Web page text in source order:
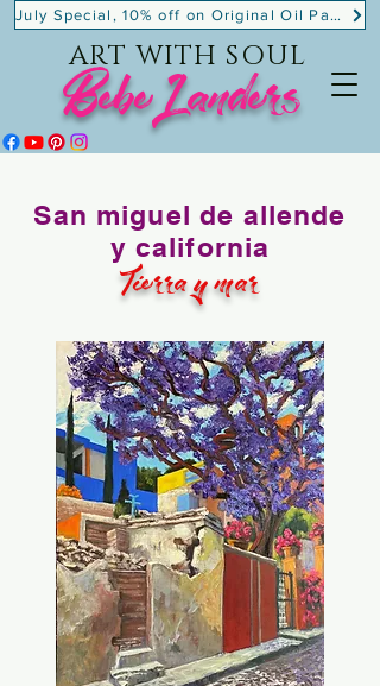
July Special, 10% off on Original Oil Paintings!
ART WITH SOUL
BebeLanders
San miguel de allende
y california
Tierra y mar